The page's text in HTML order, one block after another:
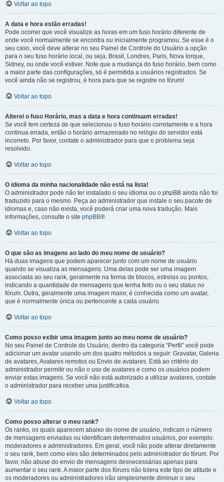
Voltar ao topo
A data e hora estão erradas!
Pode ocorrer que você visualize as horas em um fuso horário diferente de
onde você normalmente se encontra ou inicialmente programou. Se esse é o
seu caso, você deve alterar no seu Painel de Controle do Usuário a opção
para o seu fuso horário local, ou seja, Brasil, Londres, Paris, Nova Iorque,
Sidney, ou onde você estiver. Note que a mudança do fuso horário, bem como
a maior parte das configurações, só é permitida a usuários registrados. Se
você ainda não se registrou, é hora para que se registre no fórum!
Voltar ao topo
Alterei o fuso Horário, mas a data e hora continuam erradas!
Se você tem certeza de que selecionou o fuso horário corretamente e a hora
continua errada, então o horário armazenado no relógio do servidor está
incorreto. Por favor, contate o administrador para que o problema seja
resolvido.
Voltar ao topo
O idioma da minha nacionalidade não está na lista!
O administrador pode não ter instalado o seu idioma ou o phpBB ainda não foi
traduzido para o mesmo. Peça ao administrador que instale o seu pacote de
idiomas e, caso não exista, você poderá criar uma nova tradução. Mais
informações, consulte o site phpBB®.
Voltar ao topo
O que são as imagens ao lado do meu nome de usuário?
Há duas imagens que podem aparecer junto com um nome de usuário
quando se visualiza as mensagens. Uma delas pode ser uma imagem
associada ao seu rank, geralmente na forma de blocos, estrelas ou pontos,
indicando a quantidade de mensagens que tenha feito ou o seu status no
fórum. Outra, geralmente uma imagem maior, é conhecida como um avatar,
que é normalmente única ou pertencente a cada usuário.
Voltar ao topo
Como posso exibir uma imagem junto ao meu nome de usuário?
No seu Painel de Controle do Usuário, dentro da categoria “Perfil” você pode
adicionar um avatar usando um dos quatro métodos a seguir: Gravatar, Galeria
de avatares, Avatares remotos ou Envio de avatares. Está ao critério do
administrador permitir ou não o uso de avatares e como os usuários podem
enviar estas imagens. Se você não está autorizado a utilizar avatares, contate
o administrador para receber uma justificativa.
Voltar ao topo
Como posso alterar o meu rank?
Os ranks, os quais aparecem abaixo do nome de usuário, indicam o número
de mensagens enviadas ou identificam determinados usuários, por exemplo:
moderadores e administradores. Em geral, você não pode alterar diretamente
o seu rank, bem como eles são determinados pelo administrador do fórum. Por
favor, não abuse do envio de mensagens desnecessárias apenas para
aumentar o seu rank. A maior parte dos fóruns não tolera este tipo de atitude e
os moderadores ou administradores irão simplesmente diminuir o seu